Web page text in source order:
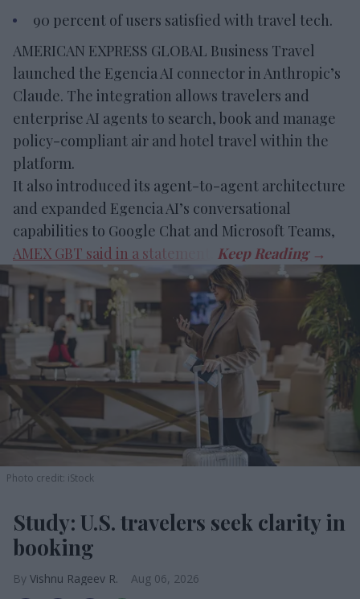
90 percent of users satisfied with travel tech.
AMERICAN EXPRESS GLOBAL Business Travel
launched the Egencia AI connector in Anthropic’s
Claude. The integration allows travelers and
enterprise AI agents to search, book and manage
policy-compliant air and hotel travel within the
platform.
It also introduced its agent-to-agent architecture
and expanded Egencia AI’s conversational
capabilities to Google Chat and Microsoft Teams,
AMEX GBT said in a statement
Photo credit: iStock
Study: U.S. travelers seek clarity in
booking
Vishnu Rageev R. Aug 06, 2026